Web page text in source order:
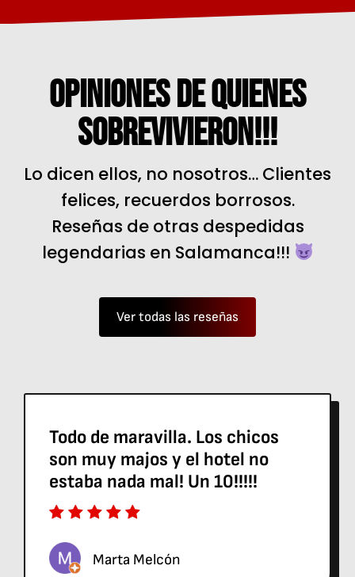
Opiniones De Quienes
Sobrevivieron!!!
Lo dicen ellos, no nosotros… Clientes
felices, recuerdos borrosos.
Reseñas de otras despedidas
legendarias en Salamanca!!!
Ver todas las reseñas
Todo de maravilla. Los chicos
son muy majos y el hotel no
estaba nada mal! Un 10!!!!!
Marta Melcón